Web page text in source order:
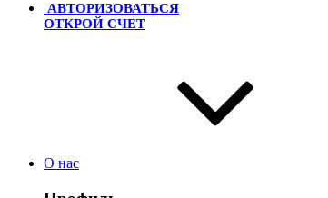
АВТОРИЗОВАТЬСЯ
ОТКРОЙ СЧЕТ
О нас